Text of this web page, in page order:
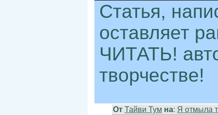
Статья,
оставляет
ЧИТАТЬ!
творчестве!
От Тайви Тум на: Я отмыла